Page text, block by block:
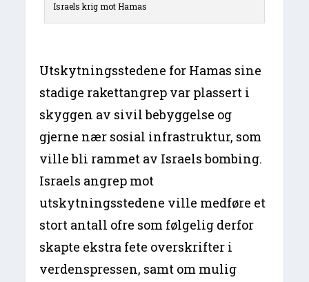
Israels krig mot Hamas
Utskytningsstedene for Hamas sine
stadige rakettangrep var plassert i
skyggen av sivil bebyggelse og
gjerne nær sosial infrastruktur, som
ville bli rammet av Israels bombing.
Israels angrep mot
utskytningsstedene ville medføre et
stort antall ofre som følgelig derfor
skapte ekstra fete overskrifter i
verdenspressen, samt om mulig